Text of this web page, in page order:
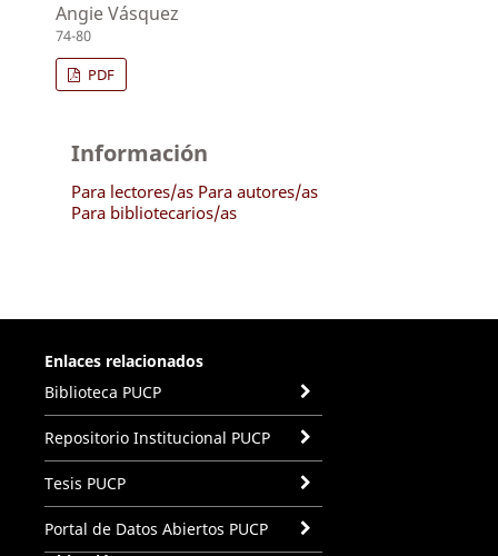
Angie Vásquez
74-80
PDF
Información
Para lectores/as Para autores/as
Para bibliotecarios/as
Enlaces relacionados
Biblioteca PUCP
Repositorio Institucional PUCP
Tesis PUCP
Portal de Datos Abiertos PUCP